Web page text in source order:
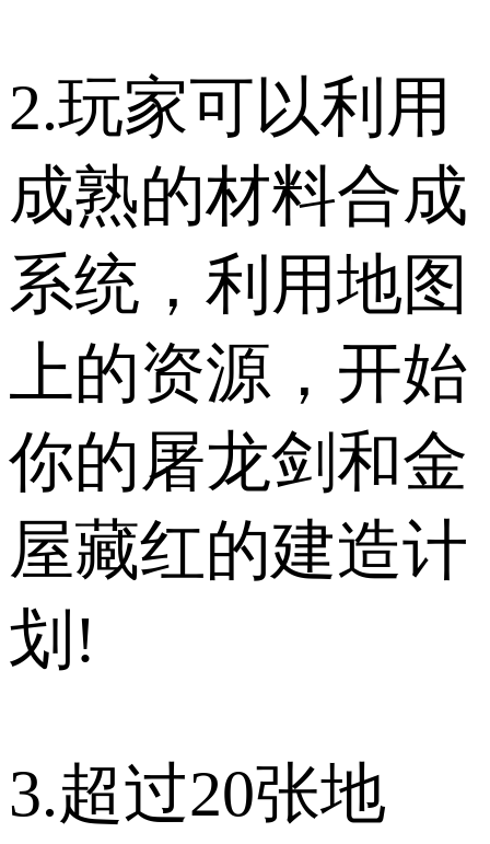
2.玩家可以利用
成熟的材料合成
系统，利用地图
上的资源，开始
你的屠龙剑和金
屋藏红的建造计
划!
3.超过20张地